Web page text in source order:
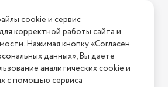
Условия возврата
на сайте? Напишите нам
"АстМаркет". У нас есть всё!
cookie и сервис
корректной работы сайта и
Нажимая кнопку «Согласен
данных», Вы даете
аналитических cookie и
с помощью сервиса